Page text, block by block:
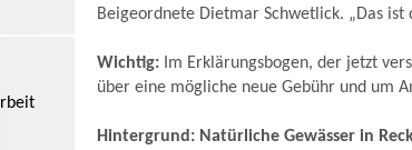
Beigeordnete Dietmar Schwetlick. „Das
Wichtig: Im Erklärungsbogen, der jetzt
über eine mögliche neue Gebühr und um
Hintergrund: Natürliche Gewässer in